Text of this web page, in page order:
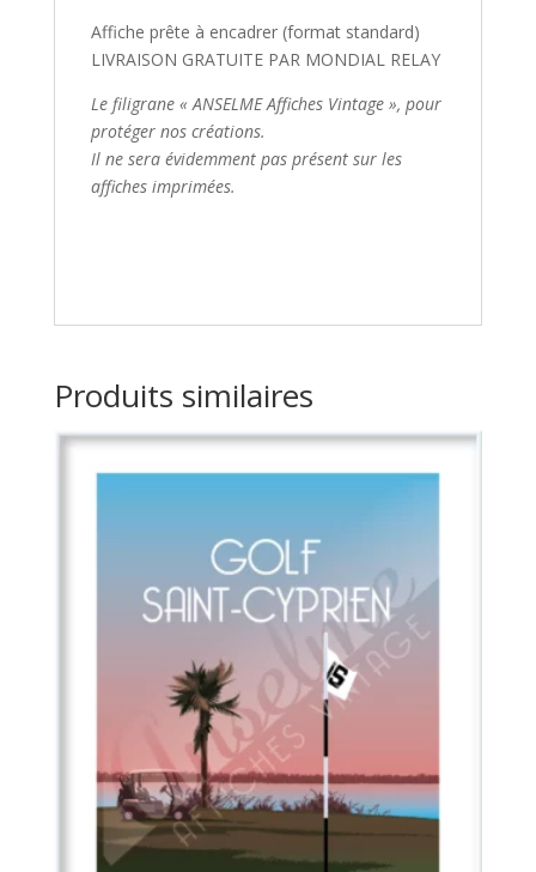
Affiche prête à encadrer (format standard)
LIVRAISON GRATUITE PAR MONDIAL RELAY
Le filigrane « ANSELME Affiches Vintage », pour
protéger nos créations.
Il ne sera évidemment pas présent sur les
affiches imprimées.
Produits similaires